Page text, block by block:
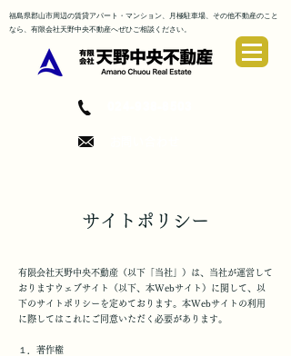
福島県郡山市周辺の賃貸アパート・マンション、月極駐車場、その他不動産のこと
なら、有限会社天野中央不動産へぜひご相談ください。
サイトポリシー
有限会社天野中央不動産​（以下「当社」）は、当社が運営して
おりますウェブサイト（以下、本Webサイト）に関して、以
下のサイトポリシーを定めております。本Webサイトの利用
に際してはこれにご同意いただく必要があります。
１．著作権